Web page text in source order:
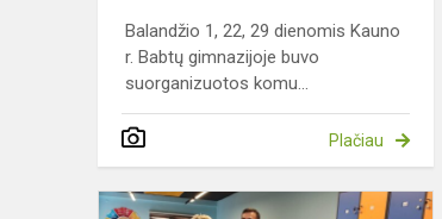
Balandžio 1, 22, 29 dienomis Kauno
r. Babtų gimnazijoje buvo
suorganizuotos komu...
Plačiau